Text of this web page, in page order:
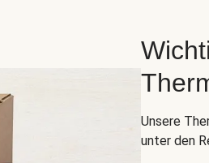
Unsere
unter den